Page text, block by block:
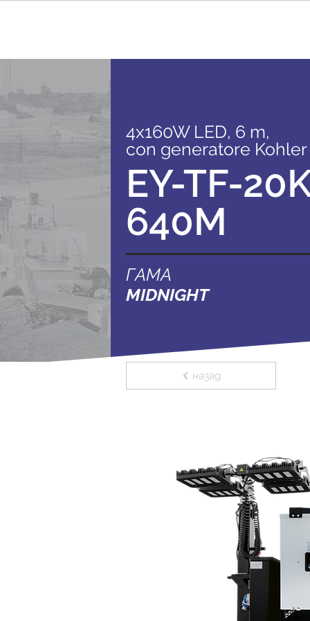
4x160W LED, 6 m,
con generatore Kohler
EY-TF-
640M
ГАМА
MIDNIGHT
назад